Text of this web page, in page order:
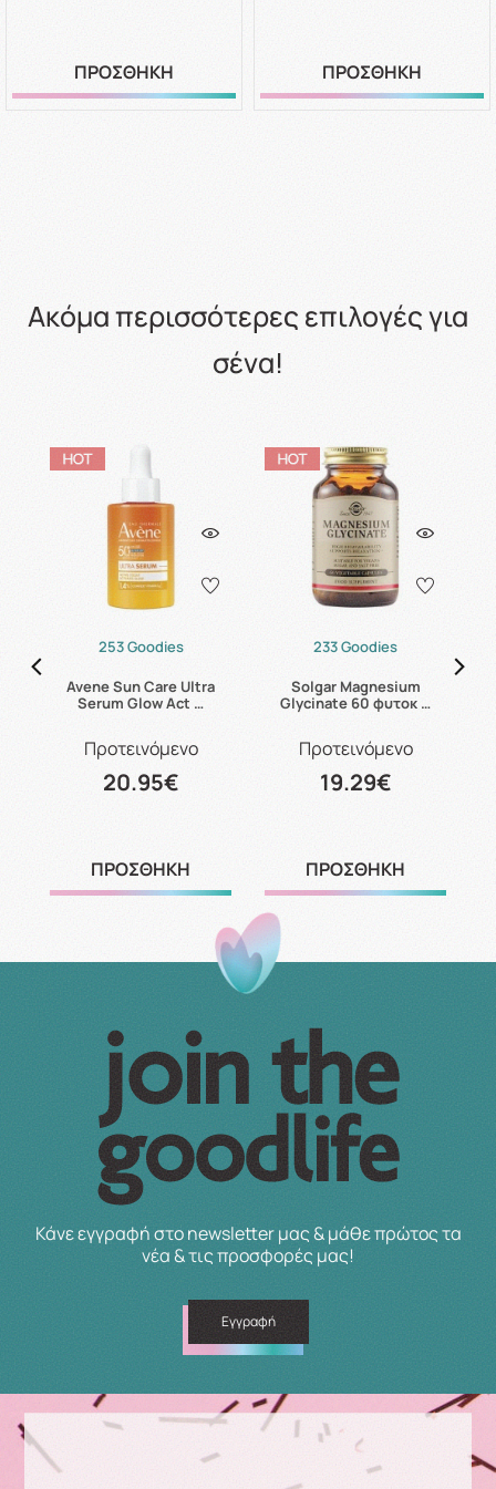
ΠΡΟΣΘΗΚΗ ΠΡΟΣΘΗΚΗ
Ακόμα περισσότερες επιλογές για
σένα!
253 Goodies
Avene Sun Care Ultra
Serum Glow Act …
Προτεινόμενο
20.95€
ΠΡΟΣΘΗΚΗ
233 Goodies
Solgar Magnesium
Glycinate 60 φυτοκ …
Προτεινόμενο
19.29€
ΠΡΟΣΘΗΚΗ
Κάνε εγγραφή στο newsletter μας & μάθε πρώτος τα
νέα & τις προσφορές μας!
Εγγραφή